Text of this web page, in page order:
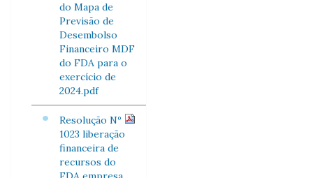
do Mapa de
Previsão de
Desembolso
Financeiro MDF
do FDA para o
exercício de
2024.pdf
Resolução Nº
1023 liberação
financeira de
recursos do